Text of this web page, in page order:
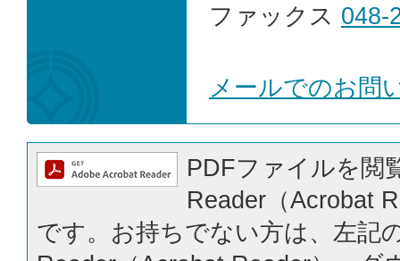
ファックス 048-
メールでのお問
PDFファイルを閲
Reader（Acrobat
です。お持ちでない方は、左記